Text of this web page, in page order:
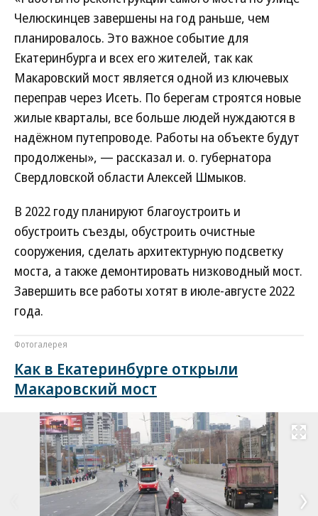
Челюскинцев завершены на год раньше, чем
планировалось. Это важное событие для
Екатеринбурга и всех его жителей, так как
Макаровский мост является одной из ключевых
переправ через Исеть. По берегам строятся новые
жилые кварталы, все больше людей нуждаются в
надёжном путепроводе. Работы на объекте будут
продолжены», — рассказал и. о. губернатора
Свердловской области Алексей Шмыков.
В 2022 году планируют благоустроить и
обустроить съезды, обустроить очистные
сооружения, сделать архитектурную подсветку
моста, а также демонтировать низководный мост.
Завершить все работы хотят в июле-августе 2022
года.
Фотогалерея
Как в Екатеринбурге открыли
Макаровский мост
Развернуть